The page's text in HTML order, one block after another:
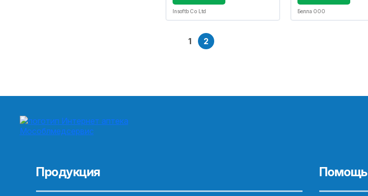
Insoftb Co Ltd Белла ООО
1 2
Продукция Помощь